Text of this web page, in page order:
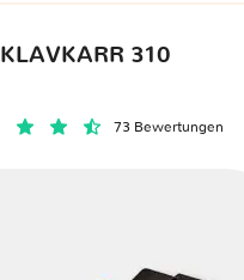
KLAVKARR 310
73 Bewertungen